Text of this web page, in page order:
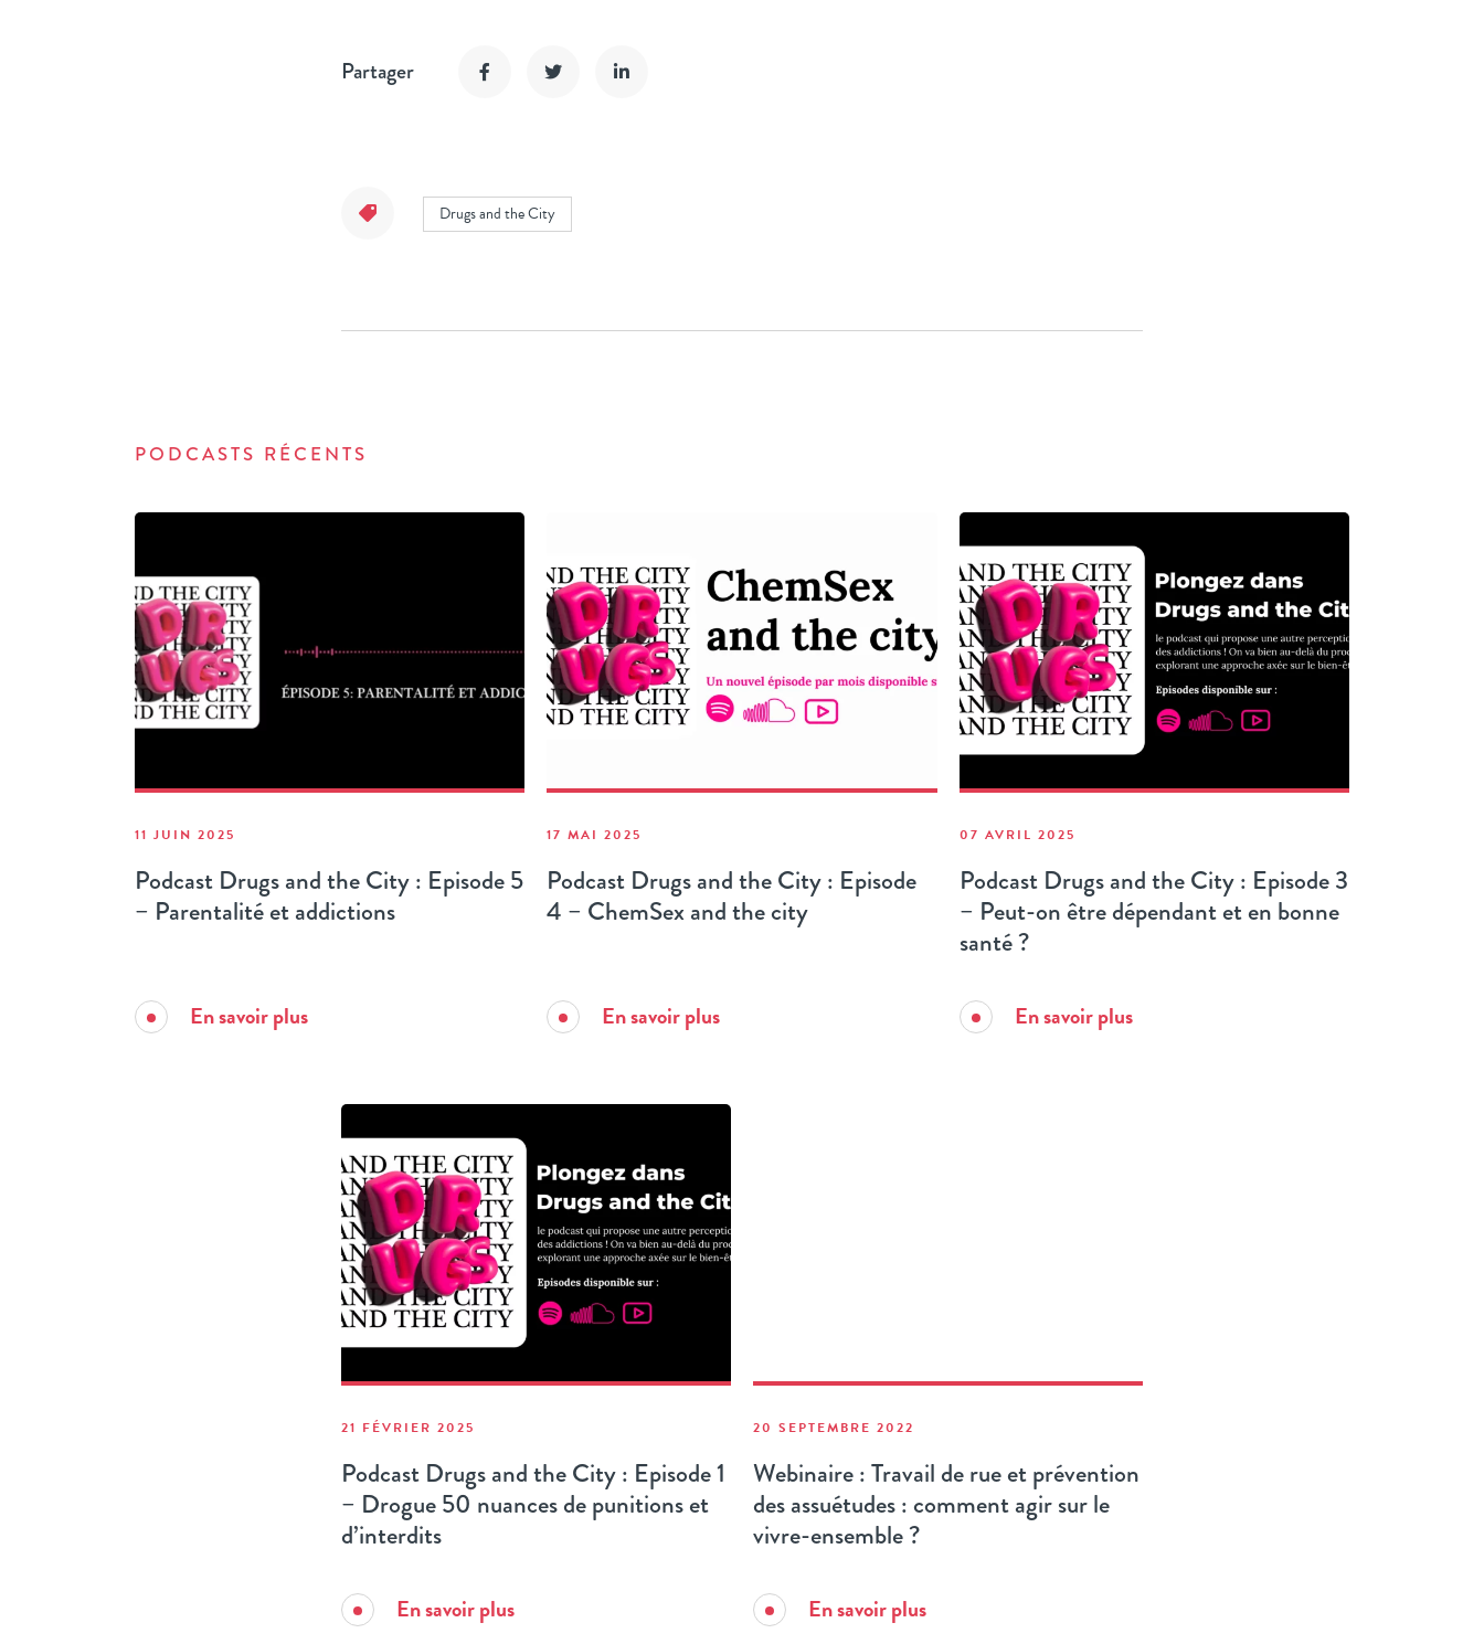
Partager
Drugs and the City
PODCASTS RÉCENTS
11 JUIN 2025
Podcast Drugs and the City : Episode 5
– Parentalité et addictions
En savoir plus
17 MAI 2025
Podcast Drugs and the City : Episode
4 – ChemSex and the city
En savoir plus
07 AVRIL 2025
Podcast Drugs and the City : Episode 3
– Peut-on être dépendant et en bonne
santé ?
En savoir plus
21 FÉVRIER 2025
Podcast Drugs and the City : Episode 1
– Drogue 50 nuances de punitions et
d’interdits
En savoir plus
20 SEPTEMBRE 2022
Webinaire : Travail de rue et prévention
des assuétudes : comment agir sur le
vivre-ensemble ?
En savoir plus